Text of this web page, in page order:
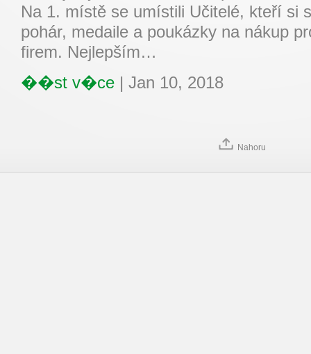
Na 1. místě se umístili Učitelé, kteří si
pohár, medaile a poukázky na nákup
firem. Nejlepším…
��st v�ce | Jan 10, 2018
Nahoru